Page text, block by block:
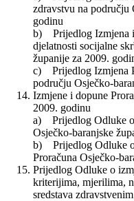
zdravstvu na području
godinu
b) Prijedlog Izmjena i
djelatnosti socijalne
županije za 2009.
c) Prijedlog Izmjena
području Osječko-
Izmjene i dopune
2009. godinu
a) Prijedlog Odluke o
Osječko-baranjske
b) Prijedlog Odluke
Proračuna Osječko-
Prijedlog Odluke o
kriterijima, mjerilima,
sredstava